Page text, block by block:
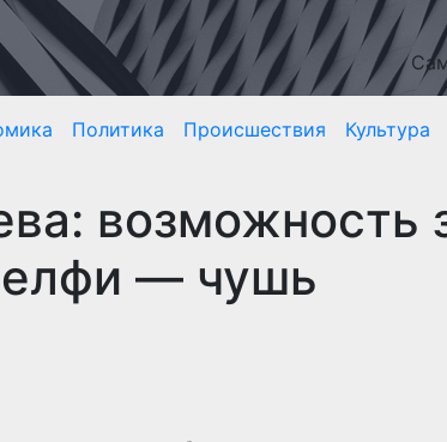
Политика Происшествия Культура
возможность
— чушь